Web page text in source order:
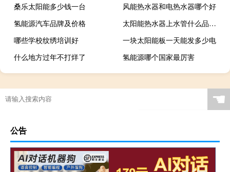
桑乐太阳能多少钱一台
风能热水器和电热水器哪个好
氢能源汽车品牌及价格
太阳能热水器上水管什么品牌好
哪些学校纹绣培训好
一块太阳能板一天能发多少电
什么地方过年不打烊了
氢能源哪个国家最厉害
☚
公告